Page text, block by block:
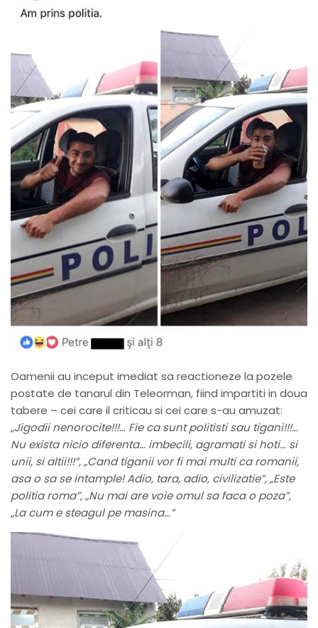
Oamenii au inceput imediat sa reactioneze la pozele
postate de tanarul din Teleorman, fiind impartiti in doua
tabere – cei care il criticau si cei care s-au amuzat:
„Jigodii nenorocite!!!… Fie ca sunt politisti sau tigani!!!…
Nu exista nicio diferenta… imbecili, agramati si hoti… si
unii, si altii!!!”, „Cand tiganii vor fi mai multi ca romanii,
asa o sa se intample! Adio, tara, adio, civilizatie”, „Este
politia roma”, „Nu mai are voie omul sa faca o poza”,
„La cum e steagul pe masina…”